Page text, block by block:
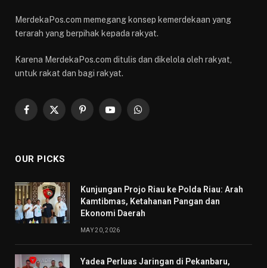
MerdekaPos.com memegang konsep kemerdekaan yang
terarah yang berpihak kepada rakyat.
Karena MerdekaPos.com ditulis dan dikelola oleh rakyat,
untuk rakat dan bagi rakyat.
Facebook
X
PinterestYouTubeWhatsApp
OUR PICKS
Kunjungan Projo Riau ke Polda Riau: Arah
Kamtibmas, Ketahanan Pangan dan
Ekonomi Daerah
MAY 20, 2026
Yadea Perluas Jaringan di Pekanbaru,